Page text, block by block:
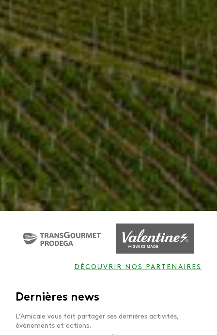
DÉCOUVRIR NOS PARTENAIRES
Dernières news
L’Amicale vous fait partager ses dernières activités,
événements et actions.